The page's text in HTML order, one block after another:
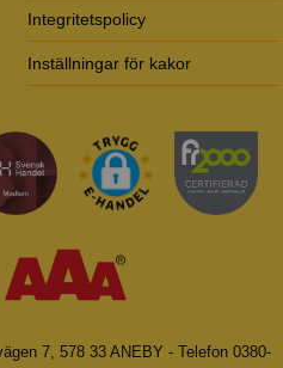
Integritetspolicy
Inställningar för kakor
7, 578 33 ANEBY - Telefon 0380-